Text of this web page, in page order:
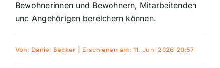
Bewohnerinnen und Bewohnern, Mitarbeitenden
und Angehörigen bereichern können.
Von: Daniel Becker Erschienen am: 11. Juni 2026 20:57